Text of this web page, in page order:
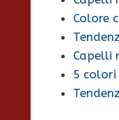
Colore
Capelli
5 colori